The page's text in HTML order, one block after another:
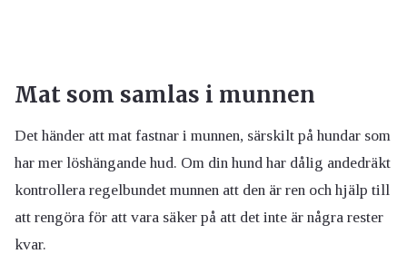
Mat som samlas i munnen
Det händer att mat fastnar i munnen, särskilt på hundar som
har mer löshängande hud. Om din hund har dålig andedräkt
kontrollera regelbundet munnen att den är ren och hjälp till
att rengöra för att vara säker på att det inte är några rester
kvar.